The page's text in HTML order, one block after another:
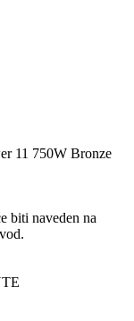
11 750W Bronze
biti naveden na